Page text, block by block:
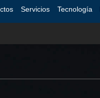
Servicios Tecnología